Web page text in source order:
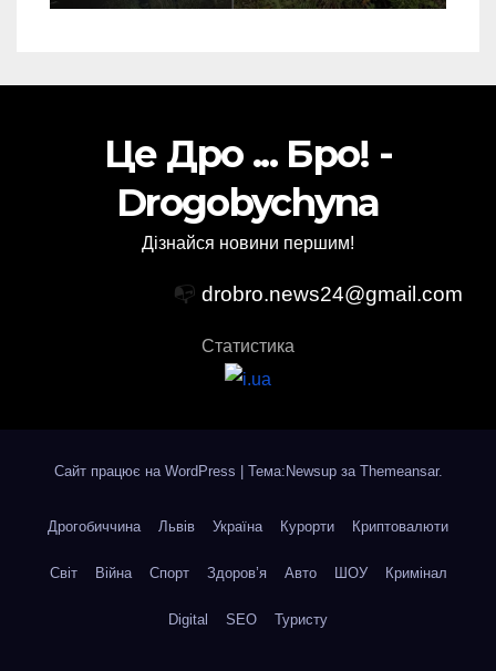
Це Дро ... Бро! -
Drogobychyna
Дізнайся новини першим!
📭 drobro.news24@gmail.com
Статистика
Сайт працює на WordPress Тема:Newsup за Themeansar.
Дрогобиччина Львів Україна Курорти Криптовалюти
Світ Війна Спорт Здоров’я Авто ШОУ Кримінал
Digital SEO Туристу